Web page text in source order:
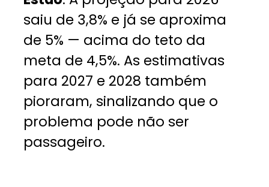
saiu de 3,8% e já se aproxima
de 5% — acima do teto da
meta de 4,5%. As estimativas
para 2027 e 2028 também
pioraram, sinalizando que o
problema pode não ser
passageiro.